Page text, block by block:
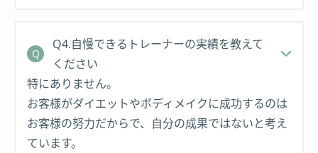
Q4.自慢できるトレーナーの実績を教えて
ください
特にありません。
お客様がダイエットやボディメイクに成功するのは
お客様の努力だからで、自分の成果ではないと考え
ています。